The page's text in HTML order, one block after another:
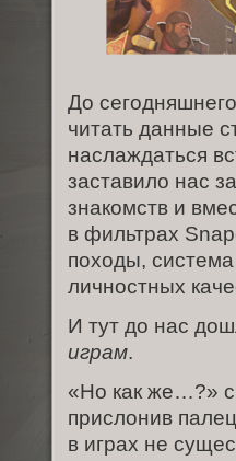
До
читать данные
наслаждаться
заставило нас
знакомств и
в фильтрах
походы,
личностных
И тут до нас
играм.
«Но как же…?»
прислонив
в играх не